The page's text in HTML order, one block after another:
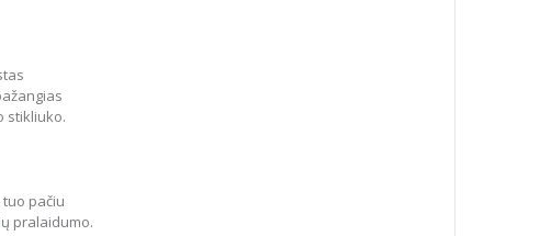
stikliuko.
pačiu
pralaidumo.